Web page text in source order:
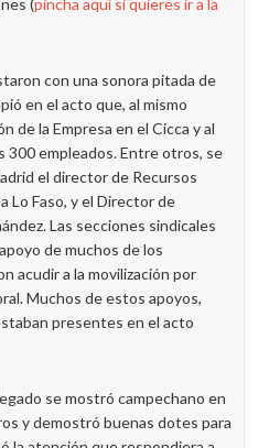
(pincha aquí si quieres ir a la
con una sonora pitada de
en el acto que, al mismo
de la Empresa en el Cicca y al
300 empleados. Entre otros, se
el director de Recursos
Lo Faso, y el Director de
Las secciones sindicales
de muchos de los
acudir a la movilización por
Muchos de estos apoyos,
presentes en el acto
se mostró campechano en
y demostró buenas dotes para